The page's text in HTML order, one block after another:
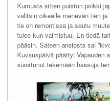
Kumusta sitten puiston poikki
valitsin oikealle menevän tien
tie on remontissa ja seutu
tulee kun valmistuu. En tiedä
pääsin. Sateen ansiosta sai
Kuvauspäivä päättyi Vapauden
suostunut tekemään hassuja